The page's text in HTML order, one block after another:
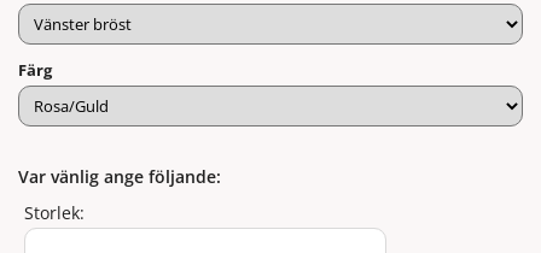
Färg
Var vänlig ange följande:
Storlek: